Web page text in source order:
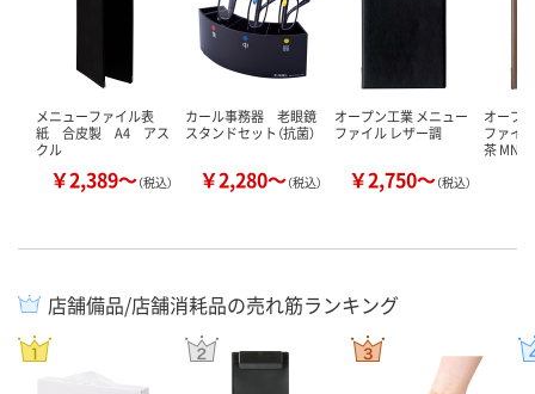
メニューファイル表
紙 合皮製 A4 アス
クル
￥2,389～（税込）
カール事務器 老眼鏡
スタンドセット（抗菌）
￥2,280～（税込）
オープン工業 メニュー
ファイル レザー調
￥2,750～（税込）
オープ
ファイ
茶 MN-
店舗備品/店舗消耗品の売れ筋ランキング